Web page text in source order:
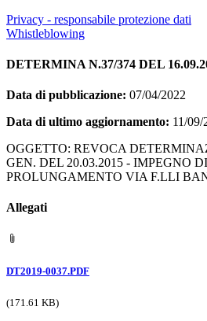
Privacy - responsabile protezione dati
Whistleblowing
DETERMINA N.37/374 DEL
Data di pubblicazione: 07/04/2022
Data di ultimo aggiornamento: 11/09/
OGGETTO: REVOCA
GEN. DEL 20.03.2015 - IMPEGNO
PROLUNGAMENTO VIA F.LLI
Allegati
DT2019-0037.PDF
(171.61 KB)